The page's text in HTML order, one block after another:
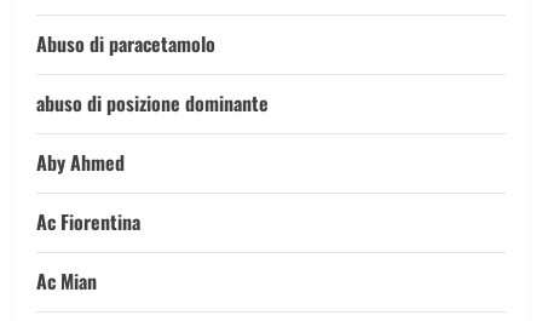
Abuso di paracetamolo
abuso di posizione dominante
Aby Ahmed
Ac Fiorentina
Ac Mian